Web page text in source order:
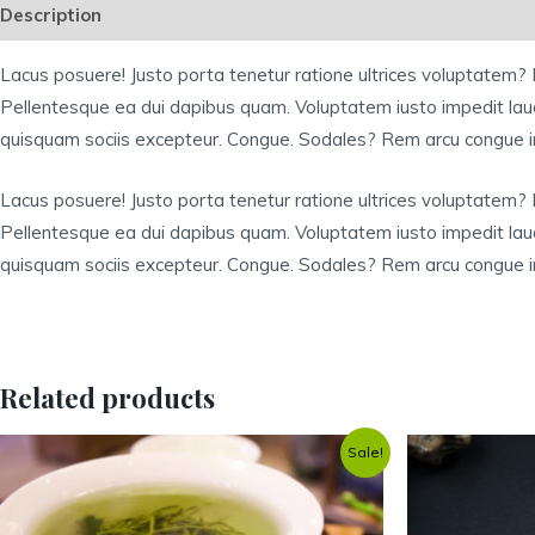
Description
Lacus posuere! Justo porta tenetur ratione ultrices
Pellentesque ea dui dapibus quam. Voluptatem iusto impedit
quisquam sociis excepteur. Congue. Sodales? Rem arcu
Lacus posuere! Justo porta tenetur ratione ultrices
Pellentesque ea dui dapibus quam. Voluptatem iusto impedit
quisquam sociis excepteur. Congue. Sodales? Rem arcu
Related products
Sale!